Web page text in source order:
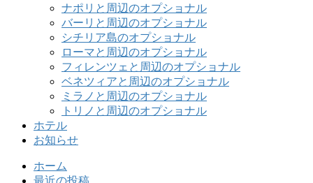
ナポリと周辺のオプショナル
バーリと周辺のオプショナル
シチリア島のオプショナル
ローマと周辺のオプショナル
フィレンツェと周辺のオプショナル
ベネツィアと周辺のオプショナル
ミラノと周辺のオプショナル
トリノと周辺のオプショナル
ホテル
お知らせ
ホーム
最近の投稿